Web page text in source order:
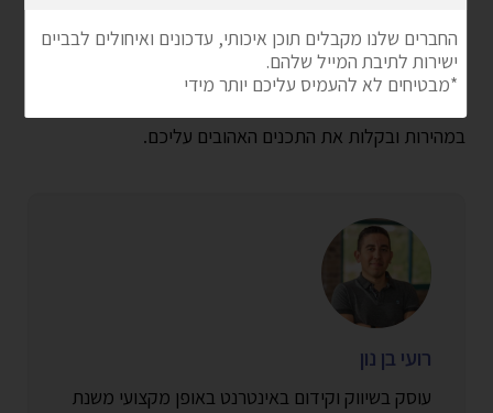
שמקורו בחברים, בני משפחה ומותגים. השתמשו בשיטות
שלמעלה, הקפידו לצטט את הפוסט המקורי ושתפו מחדש
במהירות ובקלות את התכנים האהובים עליכם.
רועי בן נון
עוסק בשיווק וקידום באינטרנט באופן מקצועי משנת